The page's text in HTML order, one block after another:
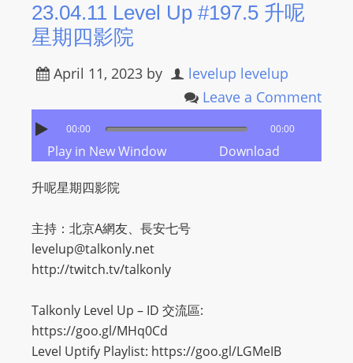
23.04.11 Level Up #197.5 升呢
星期四影院
April 11, 2023 by
levelup levelup
Leave a Comment
00:00 00:00
Play in New Window Download
升呢星期四影院
主持：北京A網友、長安七号
levelup@talkonly.net
http://twitch.tv/talkonly
Talkonly Level Up – ID 交流區:
https://goo.gl/MHq0Cd
Level Uptify Playlist: https://goo.gl/LGMeIB